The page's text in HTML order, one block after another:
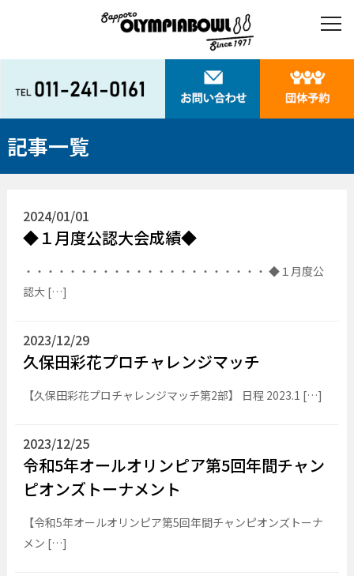
記事一覧
2024/01/01
◆１月度公認大会成績◆
・・・・・・・・・・・・・・・・・・・・・・ ◆１月度公
認大 […]
2023/12/29
久保田彩花プロチャレンジマッチ
【久保田彩花プロチャレンジマッチ第2部】 日程 2023.1 […]
2023/12/25
令和5年オールオリンピア第5回年間チャン
ピオンズトーナメント
【令和5年オールオリンピア第5回年間チャンピオンズトーナ
メン […]